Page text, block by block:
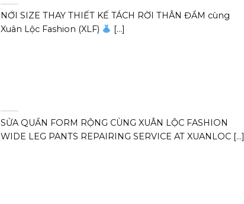
NỚI SIZE THAY THIẾT KẾ TÁCH RỜI THÂN ĐẦM cùng
Xuân Lộc Fashion (XLF)
[...]
SỬA QUẦN FORM RỘNG CÙNG XUÂN LỘC FASHION
WIDE LEG PANTS REPAIRING SERVICE AT XUANLOC [...]